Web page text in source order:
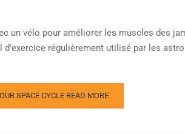
un vélo pour améliorer les muscles des
d'exercice régulièrement utilisé par les
SPACE CYCLE READ MORE